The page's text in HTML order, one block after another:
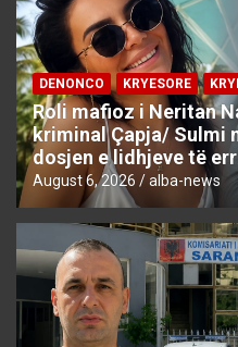
DENONCO KRYESORE
Roli mafioz i Neritan
kriminal Çapja/ Sulmi
dosjen e lidhjeve të
August 6, 2026 alba-news